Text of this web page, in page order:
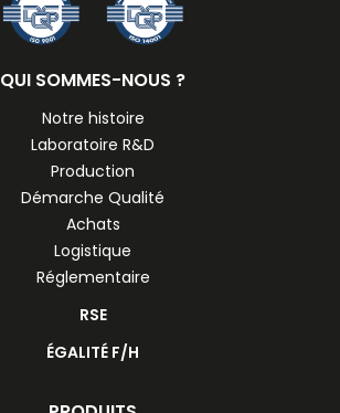
QUI SOMMES-NOUS ?
Notre histoire
Laboratoire R&D
Production
Démarche Qualité
Achats
Logistique
Réglementaire
RSE
ÉGALITÉ F/H